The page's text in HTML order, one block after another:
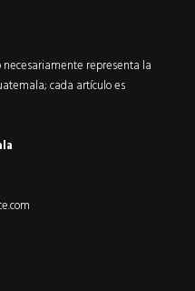
necesariamente representa la
cada artículo es